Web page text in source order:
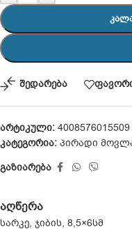
შედარება
არტიკული: 4008576015509
კატეგორია: პირადი
გაზიარება
აღწერა
სარკე, ჯიბის, 8,5×6სმ